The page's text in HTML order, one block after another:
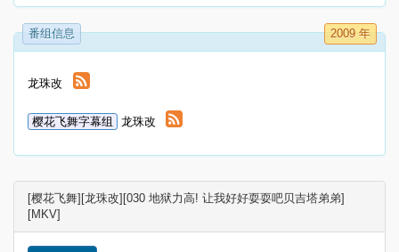
番组信息 2009 年
龙珠改
樱花飞舞字幕组 龙珠改
[樱花飞舞][龙珠改][030 地狱力高! 让我好好耍耍吧贝吉塔弟弟]
[MKV]